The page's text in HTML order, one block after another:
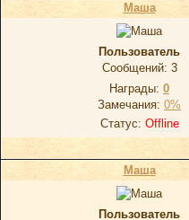
Маша
Пользователь
Сообщений: 3
Награды: 0
Замечания: 0%
Статус: Offline
Маша
Пользователь